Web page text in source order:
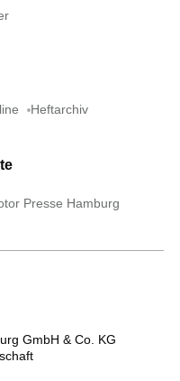
Heftarchiv
Presse Hamburg
GmbH & Co. KG